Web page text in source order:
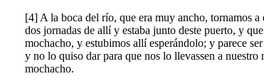
[4] A la boca del río, que era muy ancho, tornamos
dos jornadas de allí y estaba junto deste puerto, y
mochacho, y estubimos allí esperándolo; y parece
y no lo quiso dar para que nos lo llevassen a
mochacho.